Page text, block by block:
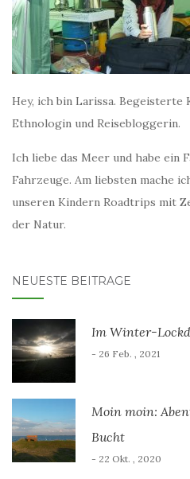
Hey, ich bin Larissa.
Ethnologin und Reisebloggerin.
Ich liebe das Meer und habe ein
Fahrzeuge. Am liebsten mache
unseren Kindern Roadtrips mit
der Natur.
NEUESTE BEITRÄGE
Im Winter-
- 26 Feb. , 2021
Moin moin:
Bucht
- 22 Okt. , 2020